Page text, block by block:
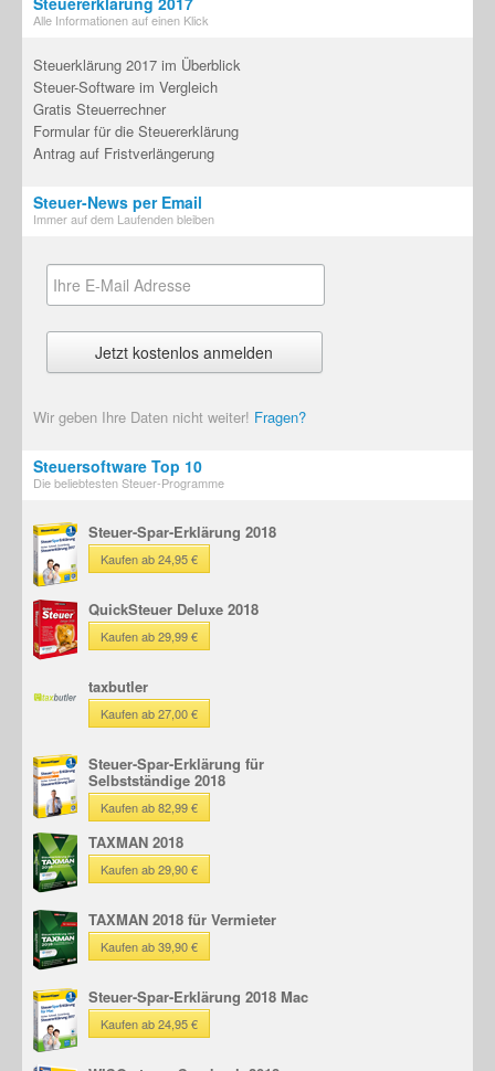
Alle Informationen auf einen Klick
Steuerklärung 2017 im Überblick
Steuer-Software im Vergleich
Gratis Steuerrechner
Formular für die Steuererklärung
Antrag auf Fristverlängerung
Steuer-News per Email
Immer auf dem Laufenden bleiben
Wir geben Ihre Daten nicht weiter! Fragen?
Steuersoftware Top 10
Die beliebtesten Steuer-Programme
Steuer-Spar-Erklärung 2018
Kaufen ab 24,95 €
QuickSteuer Deluxe 2018
Kaufen ab 29,99 €
taxbutler
Kaufen ab 27,00 €
Steuer-Spar-Erklärung für
Selbstständige 2018
Kaufen ab 82,99 €
TAXMAN 2018
Kaufen ab 29,90 €
TAXMAN 2018 für Vermieter
Kaufen ab 39,90 €
Steuer-Spar-Erklärung 2018 Mac
Kaufen ab 24,95 €